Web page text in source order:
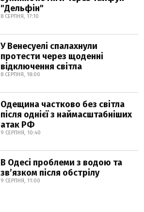
"Дельфін"
8 СЕРПНЯ, 17:10
У Венесуелі спалахнули
протести через щоденні
відключення світла
8 СЕРПНЯ, 18:00
Одещина частково без світла
після однієї з наймасштабніших
атак РФ
9 СЕРПНЯ, 10:40
В Одесі проблеми з водою та
звʼязком після обстрілу
9 СЕРПНЯ, 11:00